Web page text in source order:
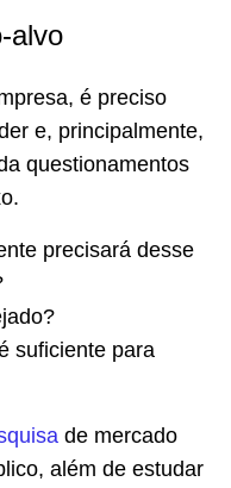
alvo
é preciso
e, principalmente,
questionamentos
precisará desse
suficiente para
de mercado
além de estudar